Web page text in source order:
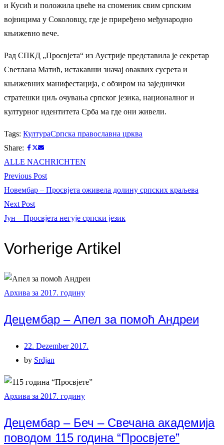
и Кусић и положила цвеће на споменик свим српским
војницима у Соколовцу, где је приређено међународно
књижевно вече.
Рад СПКД „Просвјета“ из Аустрије представила је секретар
Светлана Матић, истакавши значај оваквих сусрета и
књижевних манифестација, с обзиром на заједнички
стратешки циљ очувања српског језика, националног и
културног идентитета Срба ма где они живели.
Tags: КултураСрпска православна црква
Share:
ALLE NACHRICHTEN
Beitrags-
Navigation
Previous PostPrevious
post:
Новембар – Просвјета оживела долину српских краљева
Next PostNext
post:
Јун – Просвјета негује српски језик
Vorherige Artikel
Архива за 2017. годину
Децембар – Апел за помоћ Андреи
22. Dezember 2017.
by Srdjan
Архива за 2017. годину
Децембар – Беч – Свечана академија
поводом 115 година “Просвјете”